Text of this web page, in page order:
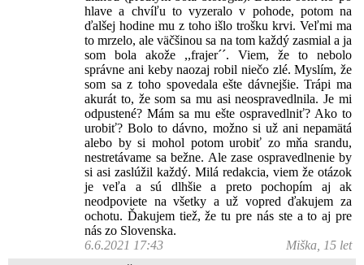
hlave a chvíľu to vyzeralo v pohode, potom na
ďalšej hodine mu z toho išlo trošku krvi. Veľmi ma
to mrzelo, ale väčšinou sa na tom každý zasmial a ja
som bola akože ,,frajer´´. Viem, že to nebolo
správne ani keby naozaj robil niečo zlé. Myslím, že
som sa z toho spovedala ešte dávnejšie. Trápi ma
akurát to, že som sa mu asi neospravedlnila. Je mi
odpustené? Mám sa mu ešte ospravedlniť? Ako to
urobiť? Bolo to dávno, možno si už ani nepamätá
alebo by si mohol potom urobiť zo mňa srandu,
nestretávame sa bežne. Ale zase ospravedlnenie by
si asi zaslúžil každý. Milá redakcia, viem že otázok
je veľa a sú dlhšie a preto pochopím aj ak
neodpoviete na všetky a už vopred ďakujem za
ochotu. Ďakujem tiež, že tu pre nás ste a to aj pre
nás zo Slovenska.
6.6.2021 17:43
Miška, 15 let